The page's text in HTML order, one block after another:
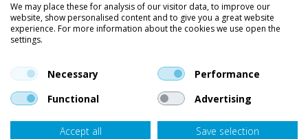
Kleding
Vind ons op social media
En blijf op de hoogte van trends, aanbiedingen en kortingsacties.
Onze klanten beoordelen Van Bellen Wind & Snowgemiddeld met een
We may place these for analysis of our visitor data, to improve our
website, show personalised content and to give you a great website
experience. For more information about the cookies we use open the
settings.
Necessary
Performance
Functional
Advertising
Accept all
Save selection